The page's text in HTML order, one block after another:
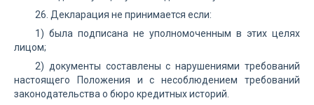
26. Декларация не принимается если:
1) была подписана не уполномоченным в этих целях
лицом;
2) документы составлены с нарушениями требований
настоящего Положения и с несоблюдением требований
законодательства о бюро кредитных историй.